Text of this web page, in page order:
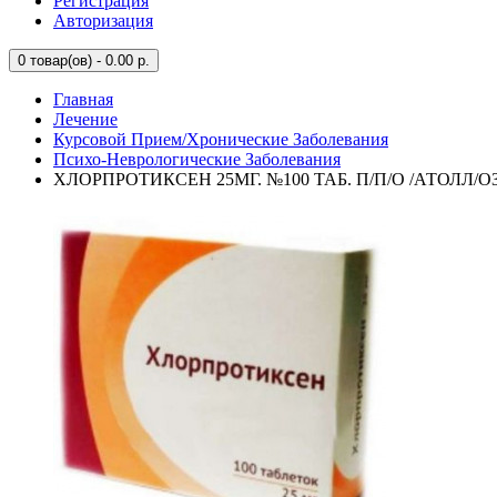
Авторизация
0 товар(ов) - 0.00 р.
Главная
Лечение
Курсовой Прием/Хронические Заболевания
Психо-Неврологические Заболевания
ХЛОРПРОТИКСЕН 25МГ. №100 ТАБ. П/П/О /АТОЛЛ/